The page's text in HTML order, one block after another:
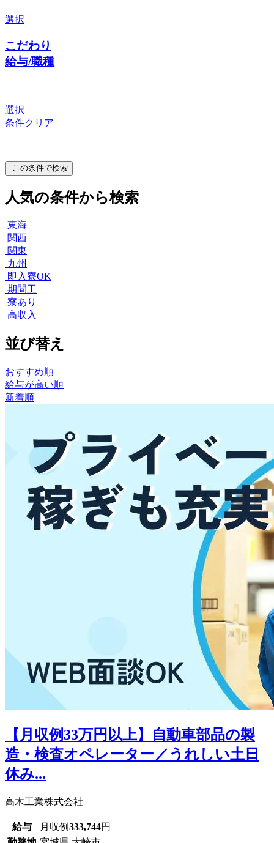
選択
こだわり
給与/職種
選択
条件クリア
この条件で検索
人気の条件から検索
東海
関西
関東
九州
即入寮OK
期間工
寮あり
高収入
並び替え
おすすめ順
給与が高い順
新着順
【月収例33万円以上】自動車部品の製
造・検査オペレーター／うれしい土日
休み...
高木工業株式会社
給与 月収例333,744円